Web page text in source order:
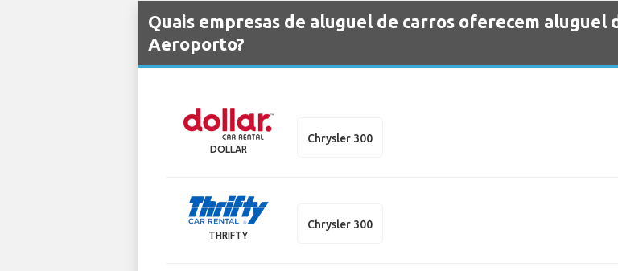
Quais empresas de aluguel de carros oferecem aluguel
Aeroporto?
DOLLAR
Chrysler 300
THRIFTY
Chrysler 300